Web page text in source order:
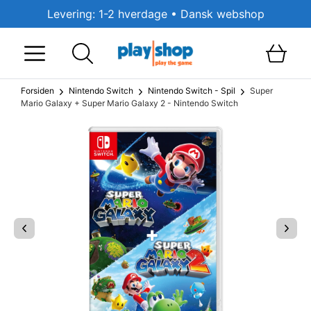
Levering: 1-2 hverdage • Dansk webshop
Forsiden Nintendo Switch Nintendo Switch - Spil
Super
Mario Galaxy + Super Mario Galaxy 2 - Nintendo Switch